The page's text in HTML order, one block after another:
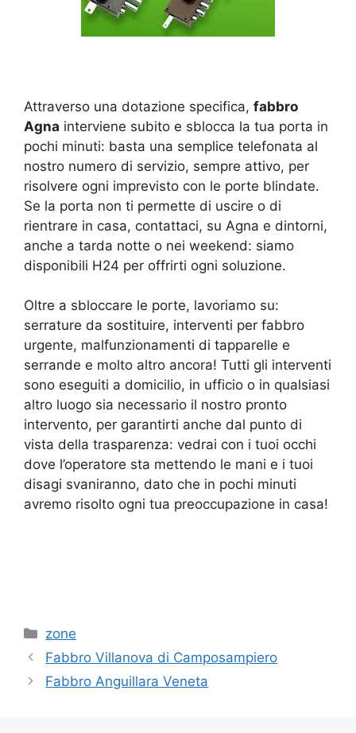
Attraverso una dotazione specifica, fabbro
Agna interviene subito e sblocca la tua porta in
pochi minuti: basta una semplice telefonata al
nostro numero di servizio, sempre attivo, per
risolvere ogni imprevisto con le porte blindate.
Se la porta non ti permette di uscire o di
rientrare in casa, contattaci, su Agna e dintorni,
anche a tarda notte o nei weekend: siamo
disponibili H24 per offrirti ogni soluzione.
Oltre a sbloccare le porte, lavoriamo su:
serrature da sostituire, interventi per fabbro
urgente, malfunzionamenti di tapparelle e
serrande e molto altro ancora! Tutti gli interventi
sono eseguiti a domicilio, in ufficio o in qualsiasi
altro luogo sia necessario il nostro pronto
intervento, per garantirti anche dal punto di
vista della trasparenza: vedrai con i tuoi occhi
dove l’operatore sta mettendo le mani e i tuoi
disagi svaniranno, dato che in pochi minuti
avremo risolto ogni tua preoccupazione in casa!
Categorie
zone
Fabbro Villanova di Camposampiero
Fabbro Anguillara Veneta